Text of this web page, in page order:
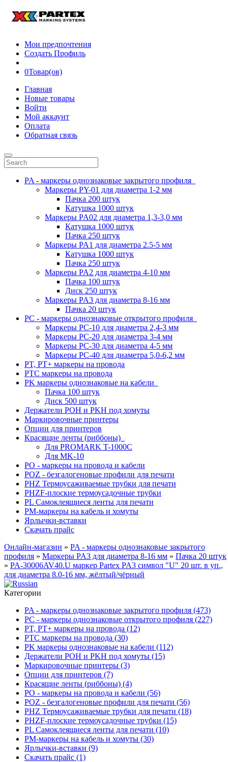
Мои предпочтения
Создать Профиль
0Товар(ов)
Главная
Новые товары
Войти
Мой аккаунт
Оплата
Обратная связь
PA - маркеры однознаковые закрытого профиля
Маркеры PY-01 для диаметра 1-2 мм
Пачка 200 штук
Катушка 1000 штук
Маркеры PA02 для диаметра 1,3-3,0 мм
Катушка 1000 штук
Пачка 250 штук
Маркеры PA1 для диаметра 2.5-5 мм
Катушка 1000 штук
Пачка 250 штук
Маркеры PA2 для диаметра 4-10 мм
Пачка 100 штук
Диск 250 штук
Маркеры PA3 для диаметра 8-16 мм
Пачка 20 штук
PC - маркеры однознаковые открытого профиля
Маркеры PC-10 для диаметра 2,4-3 мм
Маркеры PC-20 для диаметра 3-4 мм
Маркеры PC-30 для диаметра 4-5 мм
Маркеры PC-40 для диаметра 5,0-6,2 мм
PT, PT+ маркеры на провода
PTC маркеры на провода
PK маркеры однознаковые на кабели
Пачка 100 штук
Диск 500 штук
Держатели POH и PKH под хомуты
Маркировочные принтеры
Опции для принтеров
Красящие ленты (риббоны)
Для PROMARK T-1000C
Для MK-10
PO - маркеры на провода и кабели
POZ - безгалогеновые профили для печати
PHZ Термоусаживаемые трубки для печати
PHZF-плоские термоусадочные трубки
PL Самоклеящиеся ленты для печати
PM-маркеры на кабель и хомуты
Ярлычки-вставки
Скачать прайс
Онлайн-магазин » PA - маркеры однознаковые закрытого
профиля » Маркеры PA3 для диаметра 8-16 мм » Пачка 20 штук
» PA-30006AV40.U маркер Partex PA3 символ "U" 20 шт. в уп.,
для диаметра 8.0-16 мм, жёлтый/чёрный
Категории
PA - маркеры однознаковые закрытого профиля (473)
PC - маркеры однознаковые открытого профиля (227)
PT, PT+ маркеры на провода (12)
PTC маркеры на провода (30)
PK маркеры однознаковые на кабели (112)
Держатели POH и PKH под хомуты (15)
Маркировочные принтеры (3)
Опции для принтеров (7)
Красящие ленты (риббоны) (4)
PO - маркеры на провода и кабели (56)
POZ - безгалогеновые профили для печати (56)
PHZ Термоусаживаемые трубки для печати (18)
PHZF-плоские термоусадочные трубки (15)
PL Самоклеящиеся ленты для печати (10)
PM-маркеры на кабель и хомуты (30)
Ярлычки-вставки (9)
Скачать прайс (1)